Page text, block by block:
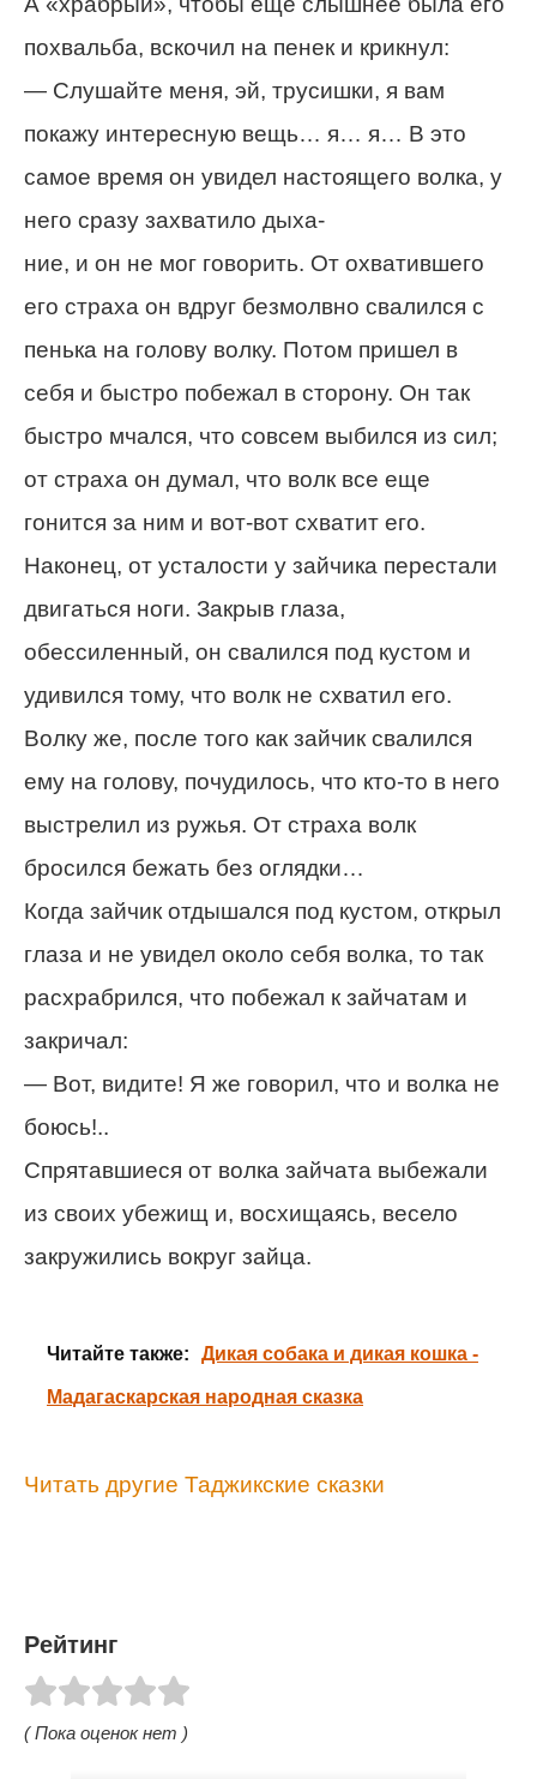
похвальба, вскочил на пенек и крикнул:
— Слушайте меня, эй, трусишки, я вам
покажу интересную вещь… я… я… В это
самое время он увидел настоящего волка, у
него сразу захватило дыха-
ние, и он не мог говорить. От охватившего
его страха он вдруг безмолвно свалился с
пенька на голову волку. Потом пришел в
себя и быстро побежал в сторону. Он так
быстро мчался, что совсем выбился из сил;
от страха он думал, что волк все еще
гонится за ним и вот-вот схватит его.
Наконец, от усталости у зайчика перестали
двигаться ноги. Закрыв глаза,
обессиленный, он свалился под кустом и
удивился тому, что волк не схватил его.
Волку же, после того как зайчик свалился
ему на голову, почудилось, что кто-то в него
выстрелил из ружья. От страха волк
бросился бежать без оглядки…
Когда зайчик отдышался под кустом, открыл
глаза и не увидел около себя волка, то так
расхрабрился, что побежал к зайчатам и
закричал:
— Вот, видите! Я же говорил, что и волка не
боюсь!..
Спрятавшиеся от волка зайчата выбежали
из своих убежищ и, восхищаясь, весело
закружились вокруг зайца.
Читайте также: Дикая собака и дикая кошка -
Мадагаскарская народная сказка
Читать другие Таджикские сказки
Рейтинг
( Пока оценок нет )